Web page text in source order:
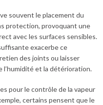
souvent le placement du
protection, provoquant une
avec les surfaces sensibles.
exacerbe ce
des joints ou laisser
l’humidité et la détérioration.
pour le contrôle de la vapeur
certains pensent que le